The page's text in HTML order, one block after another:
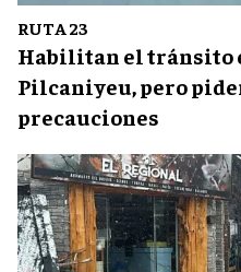
RUTA 23
Habilitan el tránsito
Pilcaniyeu, pero
precauciones